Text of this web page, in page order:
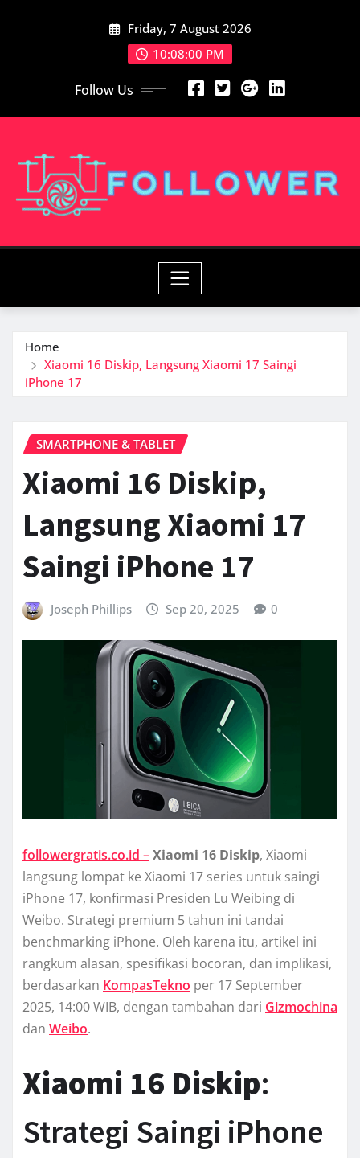
Friday, 7 August 2026
10:08:01 PM
Follow Us
Home
Xiaomi 16 Diskip, Langsung Xiaomi 17 Saingi
iPhone 17
SMARTPHONE & TABLET
Xiaomi 16 Diskip,
Langsung Xiaomi 17
Saingi iPhone 17
Joseph Phillips Sep 20, 2025 0
followergratis.co.id –Xiaomi 16 Diskip, Xiaomi
langsung lompat ke Xiaomi 17 series untuk saingi
iPhone 17, konfirmasi Presiden Lu Weibing di
Weibo. Strategi premium 5 tahun ini tandai
benchmarking iPhone. Oleh karena itu, artikel ini
rangkum alasan, spesifikasi bocoran, dan implikasi,
berdasarkan KompasTekno per 17 September
2025, 14:00 WIB, dengan tambahan dari Gizmochina
dan Weibo.
Xiaomi 16 Diskip:
Strategi Saingi iPhone